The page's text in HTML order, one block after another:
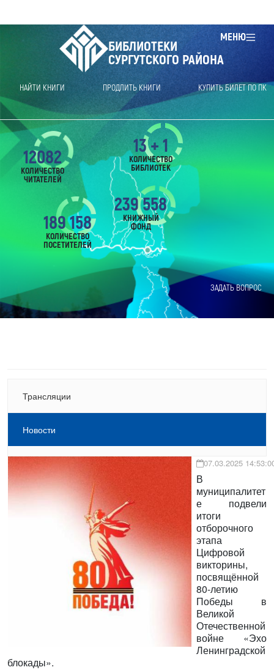
МЕНЮ
БИБЛИОТЕКИ
СУРГУТСКОГО РАЙОНА
НАЙТИ КНИГИ ПРОДЛИТЬ КНИГИ КУПИТЬ БИЛЕТ ПО ПК
ЗАДАТЬ ВОПРОС
12082
КОЛИЧЕСТВО
ЧИТАТЕЛЕЙ
189 158
КОЛИЧЕСТВО
ПОСЕТИТЕЛЕЙ
239 558
КНИЖНЫЙ
ФОНД
13 + 1
КОЛИЧЕСТВО
БИБЛИОТЕК
Трансляции
Новости
07.03.2025
В
муниципалитет
е подвели
итоги
отборочного
этапа
Цифровой
викторины,
посвящённой
80-летию
Победы в
Великой
Отечественной
войне «Эхо
Ленинградской
блокады».